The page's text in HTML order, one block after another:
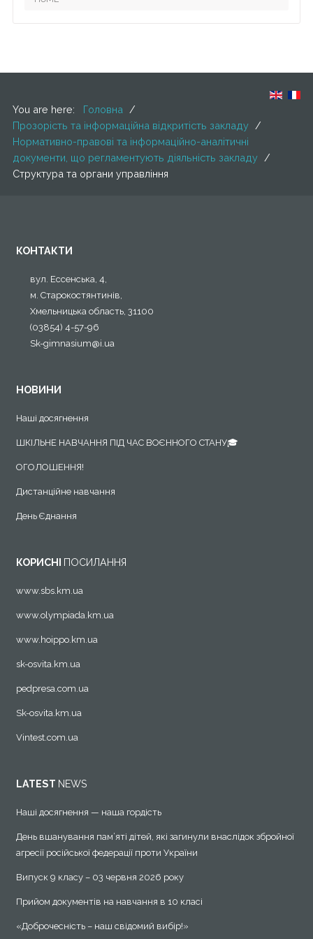
You are here: Головна
/
Прозорість та інформаційна відкритість закладу /
Нормативно-правові та інформаційно-аналітичні
документи, що регламентують діяльність закладу /
Структура та органи управління
КОНТАКТИ
вул. Ессенська, 4,
м. Старокостянтинів,
Хмельницька область, 31100
(03854) 4-57-96
Sk-gimnasium@i.ua
НОВИНИ
Наші досягнення
ШКІЛЬНЕ НАВЧАННЯ ПІД ЧАС ВОЄННОГО СТАНУ🎓
ОГОЛОШЕННЯ!
Дистанційне навчання
День Єднання
КОРИСНІ ПОСИЛАННЯ
www.sbs.km.ua
www.olympiada.km.ua
www.hoippo.km.ua
sk-osvita.km.ua
pedpresa.com.ua
Sk-osvita.km.ua
Vintest.com.ua
LATEST NEWS
Наші досягнення — наша гордість
День вшанування пам’яті дітей, які загинули внаслідок збройної
агресії російської федерації проти України
Випуск 9 класу – 03 червня 2026 року
Прийом документів на навчання в 10 класі
«Доброчесність – наш свідомий вибір!»